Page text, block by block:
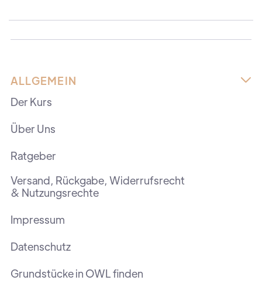
ALLGEMEIN 
Der Kurs
Über Uns
Ratgeber
Versand, Rückgabe, Widerrufsrecht
& Nutzungsrechte
Impressum
Datenschutz
Grundstücke in OWL finden